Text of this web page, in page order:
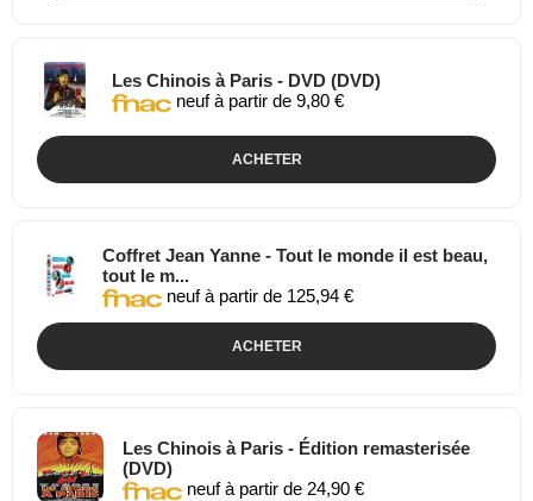
Les Chinois à Paris - DVD (DVD)
neuf à partir de 9,80 €
ACHETER
Coffret Jean Yanne - Tout le monde il est beau,
tout le m...
neuf à partir de 125,94 €
ACHETER
Les Chinois à Paris - Édition remasterisée
(DVD)
neuf à partir de 24,90 €